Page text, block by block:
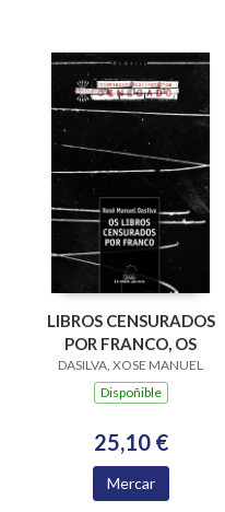
LIBROS CENSURADOS
POR FRANCO, OS
DASILVA, XOSE MANUEL
Dispoñible
25,10 €
Mercar